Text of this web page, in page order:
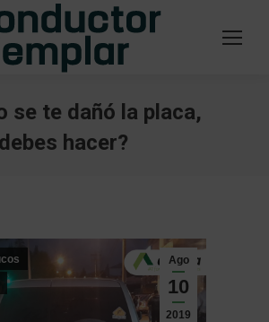
se te dañó la placa,
hacer?
Ago
10
2019